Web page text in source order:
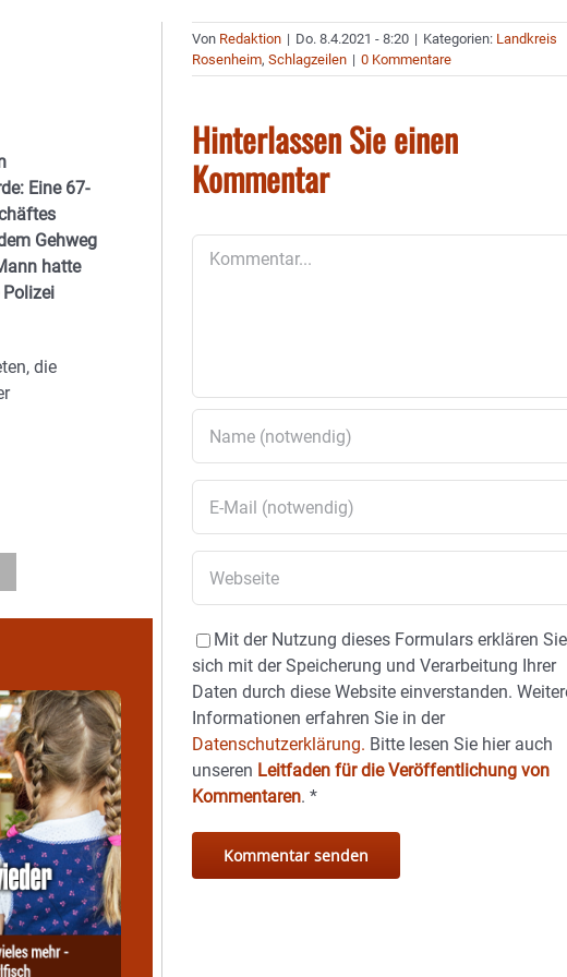
Eine 67-
Gehweg
hatte
die
Von Redaktion | Do. 8.4.2021 - 8:20 | Kategorien: Landkreis
Rosenheim,Schlagzeilen | 0 Kommentare
Hinterlassen Sie einen
Kommentar
Mit der Nutzung dieses Formulars erklären Sie
sich mit der Speicherung und Verarbeitung Ihrer
Daten durch diese Website einverstanden.
Informationen erfahren Sie in der
Datenschutzerklärung. Bitte lesen Sie hier auch
unseren Leitfaden für die Veröffentlichung von
Kommentaren.*